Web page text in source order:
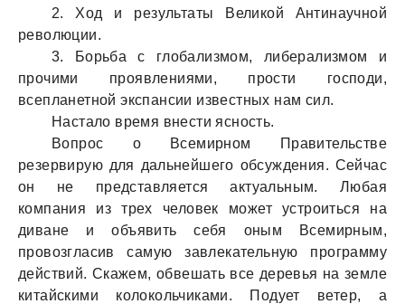
2. Ход и результаты Великой Антинаучной
революции.
3. Борьба с глобализмом, либерализмом и
прочими проявлениями, прости господи,
всепланетной экспансии известных нам сил.
Настало время внести ясность.
Вопрос о Всемирном Правительстве
резервирую для дальнейшего обсуждения. Сейчас
он не представляется актуальным. Любая
компания из трех человек может устроиться на
диване и объявить себя оным Всемирным,
провозгласив самую завлекательную программу
действий. Скажем, обвешать все деревья на земле
китайскими колокольчиками. Подует ветер, а